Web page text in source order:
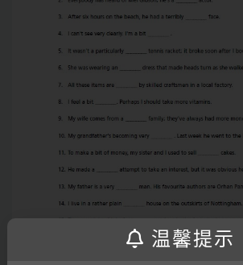
温馨提示